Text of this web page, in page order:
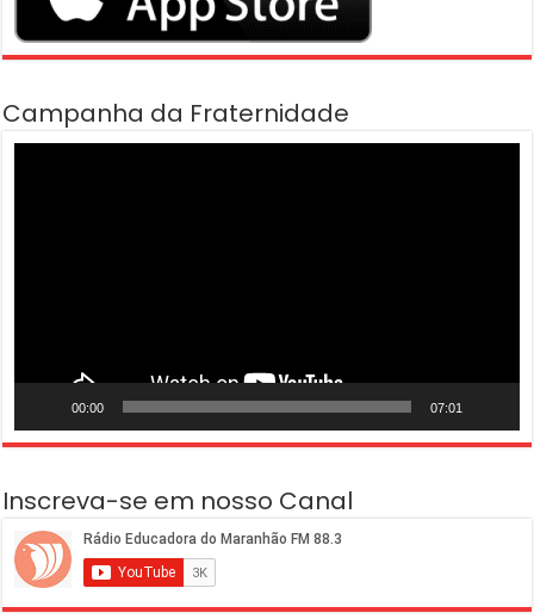
Campanha da Fraternidade
00:00 07:01
Inscreva-se em nosso Canal